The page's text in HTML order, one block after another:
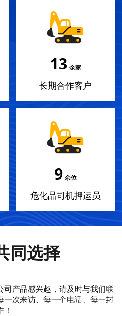
14 余家
长期合作客户
10 余位
危化品司机押运员
同选择
司产品感兴趣，请及时与我们联
一次来访、每一个电话、每一封